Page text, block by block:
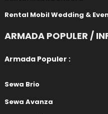
Rental Mobil Wedding &
ARMADA POPULER /
Armada Populer :
Sewa Brio
Sewa Avanza